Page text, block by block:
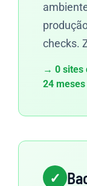
checks.
→ 0 sites
24 meses